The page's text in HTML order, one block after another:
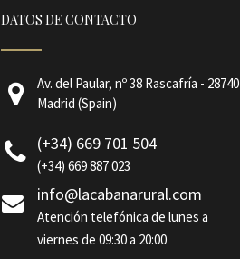
DATOS DE CONTACTO
Av. del Paular, nº 38 Rascafría - 28740
Madrid (Spain)
(+34) 669 701 504
(+34) 669 887 023
info@lacabanarural.com
Atención telefónica de lunes a
viernes de 09:30 a 20:00